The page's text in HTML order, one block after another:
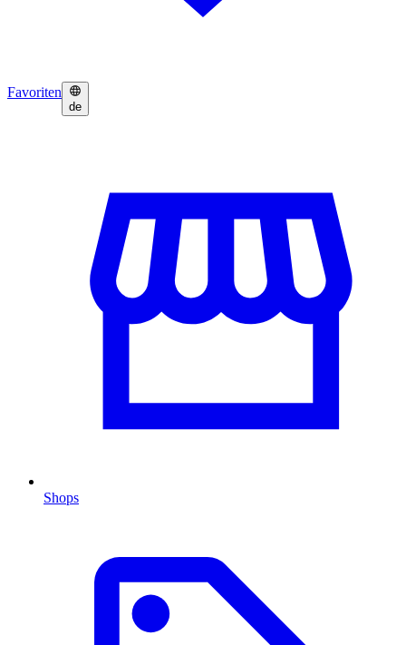
Favoriten
de
Shops